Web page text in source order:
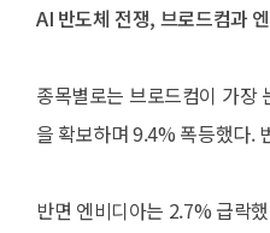
AI 반도체 전쟁, 브로드컴과
종목별로는 브로드컴이 가장
을 확보하며 9.4% 폭등했다.
반면 엔비디아는 2.7% 급락